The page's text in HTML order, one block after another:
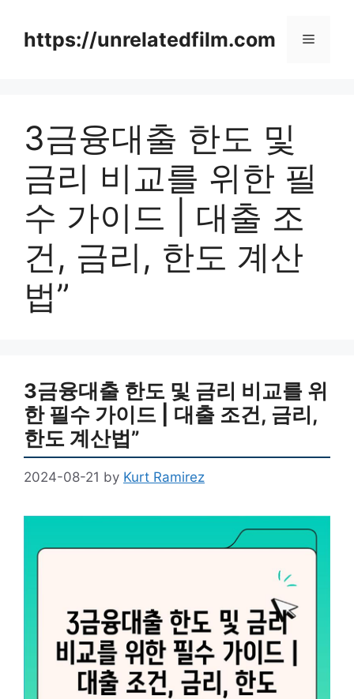
contenthttps://unrelatedfilm.com Menu
3금융대출 한도 및
금리 비교를 위한 필
수 가이드 | 대출 조
건, 금리, 한도 계산
법”
3금융대출 한도 및 금리 비교를 위
한 필수 가이드 | 대출 조건, 금리,
한도 계산법”
2024-08-21 by Kurt Ramirez